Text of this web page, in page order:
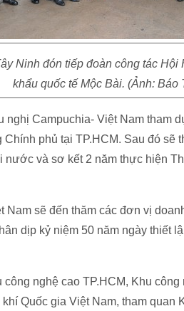
Ninh đón tiếp đoàn công tác
khẩu quốc tế Mộc Bài. (Ảnh: Báo
nghị Campuchia- Việt Nam tham
phủ tại TP.HCM. Sau đó sẽ
và sơ kết 2 năm thực hiện
Nam sẽ đến thăm các đơn vị
dịp kỷ niệm 50 năm ngày thiết
công nghệ cao TP.HCM, Khu
Quốc gia Việt Nam, tham quan